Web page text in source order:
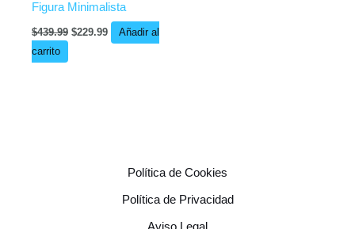
Figura Minimalista
$439.99 $229.99
Añadir al
carrito
Política de Cookies
Política de Privacidad